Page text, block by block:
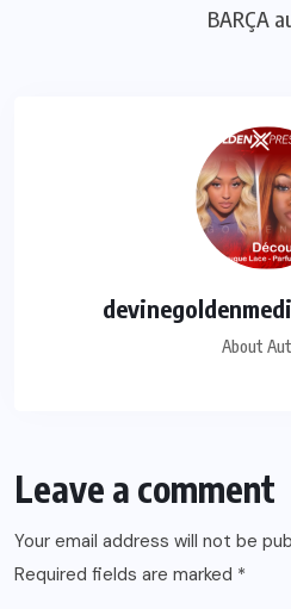
BARÇA
About
Leave a comment
Your email address will not be
Required fields are marked *